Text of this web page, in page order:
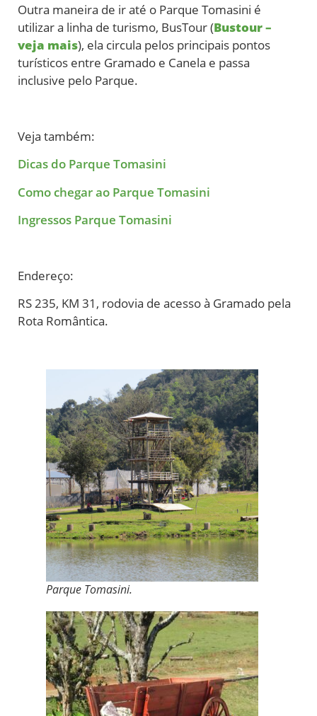
Outra maneira de ir até o Parque Tomasini é
utilizar a linha de turismo, BusTour (Bustour –
veja mais), ela circula pelos principais pontos
turísticos entre Gramado e Canela e passa
inclusive pelo Parque.
Veja também:
Dicas do Parque Tomasini
Como chegar ao Parque Tomasini
Ingressos Parque Tomasini
Endereço:
RS 235, KM 31, rodovia de acesso à Gramado pela
Rota Romântica.
Parque Tomasini.